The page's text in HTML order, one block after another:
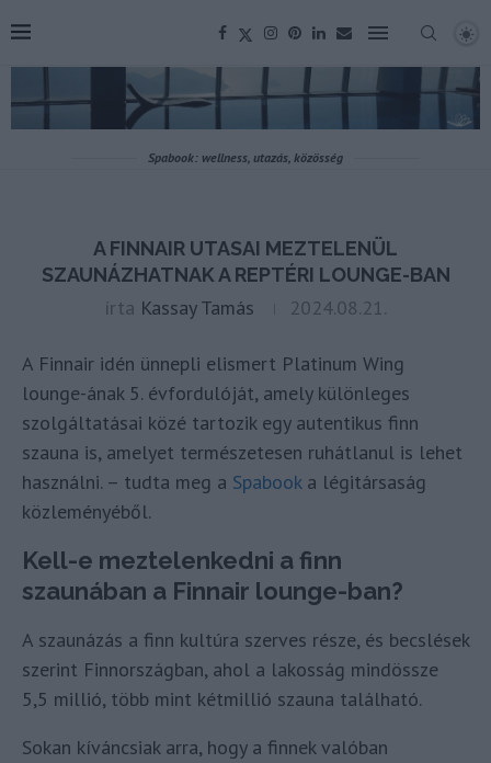
Spabook: wellness, utazás, közösség
A FINNAIR UTASAI MEZTELENÜL
SZAUNÁZHATNAK A REPTÉRI LOUNGE-BAN
írta Kassay Tamás 2024.08.21.
A Finnair idén ünnepli elismert Platinum Wing
lounge-ának 5. évfordulóját, amely különleges
szolgáltatásai közé tartozik egy autentikus finn
szauna is, amelyet természetesen ruhátlanul is lehet
használni. – tudta meg a Spabooka légitársaság
közleményéből.
Kell-e meztelenkedni a finn
szaunában a Finnair lounge-ban?
A szaunázás a finn kultúra szerves része, és becslések
szerint Finnországban, ahol a lakosság mindössze
5,5 millió, több mint kétmillió szauna található.
Sokan kíváncsiak arra, hogy a finnek valóban